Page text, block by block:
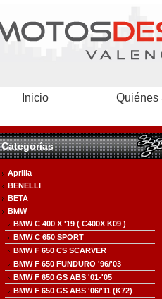
Inicio Quiénes
Categorías
Aprilia
BENELLI
BETA
BMW
BMW C 400 X '19 ( C400X K09 )
BMW C 650 SPORT
BMW F 650 CS SCARVER
BMW F 650 FUNDURO '96/'03
BMW F 650 GS ABS '01-'05
BMW F 650 GS ABS '06/'11 (K72)